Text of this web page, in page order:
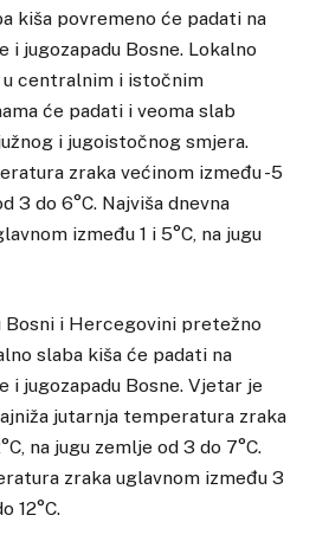
kiša povremeno će padati na
i jugozapadu Bosne. Lokalno
centralnim i istočnim
će padati i veoma slab
i jugoistočnog smjera.
zraka većinom između -5
3 do 6°C. Najviša dnevna
između 1 i 5°C, na jugu
Bosni i Hercegovini pretežno
slaba kiša će padati na
i jugozapadu Bosne. Vjetar je
jutarnja temperatura zraka
na jugu zemlje od 3 do 7°C.
zraka uglavnom između 3
12°C.